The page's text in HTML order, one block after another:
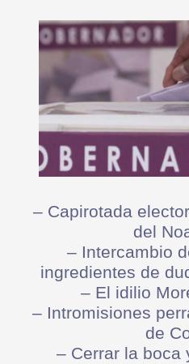
– Capirotada
del
– Intercambio
ingredientes de
– El idilio
– Intromisiones
de
– Cerrar la boca